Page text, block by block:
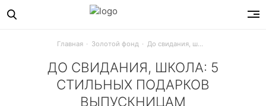
Главная Золотой фонд
ДО СВИДАНИЯ, ШКОЛА: 5
СТИЛЬНЫХ ПОДАРКОВ
ВЫПУСКНИЦАМ